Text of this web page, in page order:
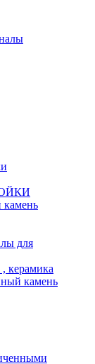
камень
для
керамика
камень